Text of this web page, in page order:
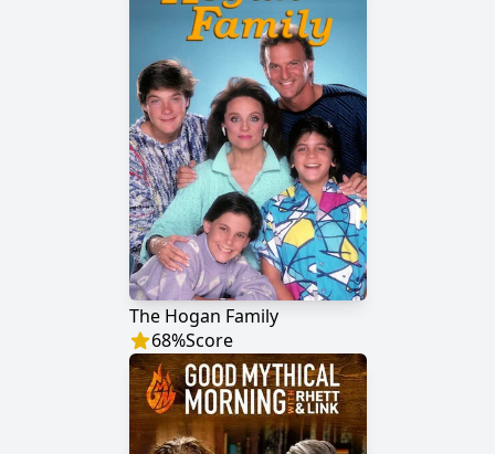
The Hogan Family
68%Score